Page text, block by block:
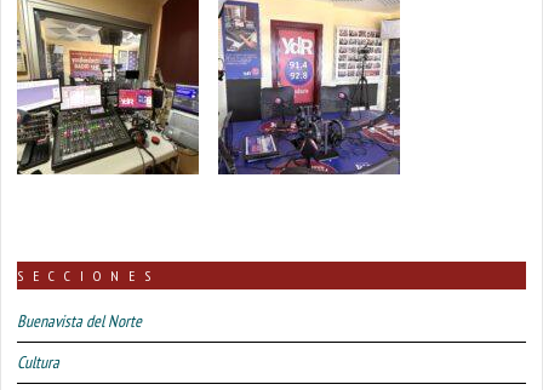
SECCIONES
Buenavista del Norte
Cultura